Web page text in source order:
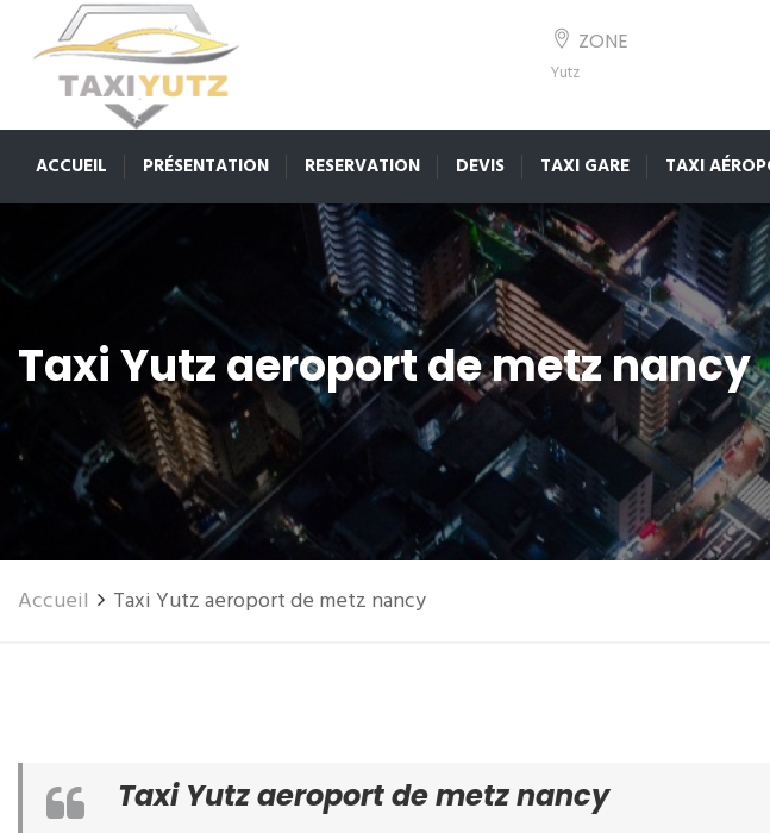
ZONE
Yutz
ACCUEIL PRÉSENTATION RESERVATION DEVIS TAXI GARE TAXI
Taxi Yutz aeroport de metz nancy
Accueil Taxi Yutz aeroport de metz nancy
Taxi Yutz aeroport de metz nancy